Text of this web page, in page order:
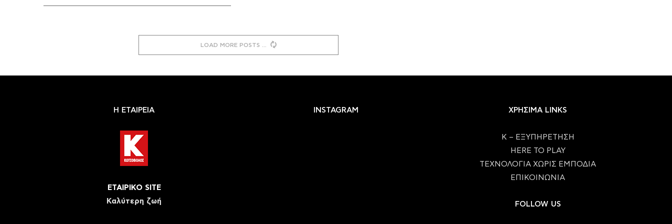
LOAD MORE POSTS
Η ΕΤΑΙΡΕΙΑ
ΕΤΑΙΡΙΚΟ SITE
Καλύτερη ζωή
INSTAGRAM ΧΡΗΣΙΜΑ LINKS
Κ – ΕΞΥΠΗΡΕΤΗΣΗ
HERE TO PLAY
ΤΕΧΝΟΛΟΓΙΑ ΧΩΡΙΣ ΕΜΠΟΔΙΑ
ΕΠΙΚΟΙΝΩΝΙΑ
FOLLOW US